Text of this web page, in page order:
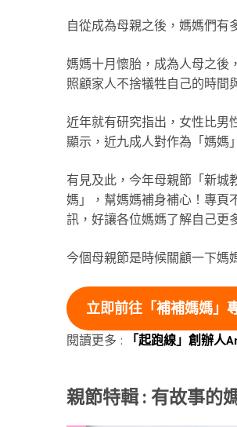
自從成為母親之後，媽媽們有
媽媽十月懷胎，成為人母之後
照顧家人不捨犠牲自己的時間
近年就有研究指出，女性比男
顯示，近九成人對作為「媽媽
有見及此，今年母親節「新城
媽」，幫媽媽補身補心！專頁
訊，好讓各位媽媽了解自己更
今個母親節是時候關顧一下媽
立即前往「補補媽媽」
閱讀更多 : 「起跑線」創辦人
親節特輯 : 有故事的